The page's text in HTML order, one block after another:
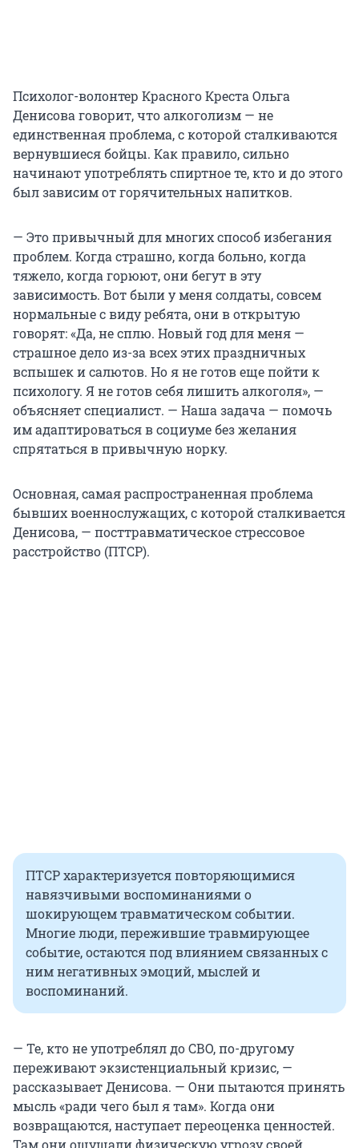
Психолог-волонтер Красного Креста Ольга
Денисова говорит, что алкоголизм — не
единственная проблема, с которой сталкиваются
вернувшиеся бойцы. Как правило, сильно
начинают употреблять спиртное те, кто и до этого
был зависим от горячительных напитков.
— Это привычный для многих способ избегания
проблем. Когда страшно, когда больно, когда
тяжело, когда горюют, они бегут в эту
зависимость. Вот были у меня солдаты, совсем
нормальные с виду ребята, они в открытую
говорят: «Да, не сплю. Новый год для меня —
страшное дело из-за всех этих праздничных
вспышек и салютов. Но я не готов еще пойти к
психологу. Я не готов себя лишить алкоголя», —
объясняет специалист. — Наша задача — помочь
им адаптироваться в социуме без желания
спрятаться в привычную норку.
Основная, самая распространенная проблема
бывших военнослужащих, с которой сталкивается
Денисова, — посттравматическое стрессовое
расстройство (ПТСР).
ПТСР характеризуется повторяющимися
навязчивыми воспоминаниями о
шокирующем травматическом событии.
Многие люди, пережившие травмирующее
событие, остаются под влиянием связанных с
ним негативных эмоций, мыслей и
воспоминаний.
— Те, кто не употреблял до СВО, по-другому
переживают экзистенциальный кризис, —
рассказывает Денисова. — Они пытаются принять
мысль «ради чего был я там». Когда они
возвращаются, наступает переоценка ценностей.
Там они ощущали физическую угрозу своей